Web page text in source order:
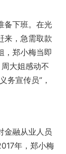
下班。在光
来，急需取款
，郑小梅当即
大姐感动不
务宣传员”，
融从业人员
年，郑小梅